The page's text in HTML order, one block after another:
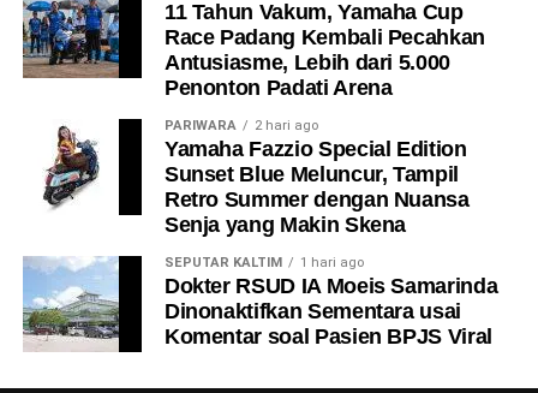
11 Tahun Vakum, Yamaha Cup
Race Padang Kembali Pecahkan
Antusiasme, Lebih dari 5.000
Penonton Padati Arena
PARIWARA 2 hari ago
Yamaha Fazzio Special Edition
Sunset Blue Meluncur, Tampil
Retro Summer dengan Nuansa
Senja yang Makin Skena
SEPUTAR KALTIM 1 hari ago
Dokter RSUD IA Moeis Samarinda
Dinonaktifkan Sementara usai
Komentar soal Pasien BPJS Viral